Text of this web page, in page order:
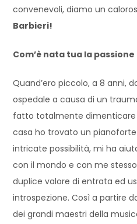
convenevoli, diamo un
Barbieri!
Com’è nata tua la
Quand’ero piccolo, a 8 anni,
ospedale a causa di un
fatto totalmente dimenticare
casa ho trovato un
intricate possibilità, mi ha
con il mondo e con me
duplice valore di entrata ed
introspezione. Così a partire
dei grandi maestri della